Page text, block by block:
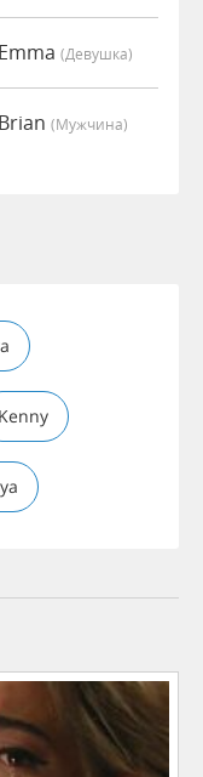
(девушка)
(мужчина)
Kenny